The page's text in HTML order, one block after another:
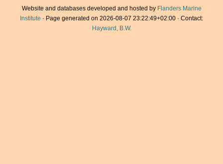
Website and databases developed and hosted by Flanders Marine
Institute · Page generated on 2026-08-07 23:22:49+02:00 · Contact:
Hayward, B.W.